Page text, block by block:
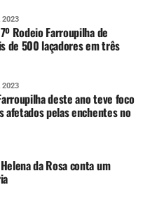
via aplicativo Whatsapp.
se registrar pelo
aqui. Em seguida, é
atendimento enviando
pode compartilhar
outra do seu interesse
que serão
estadual.
2023
Rodeio Farroupilha de
de 500 laçadores em três
2023
deste ano teve foco
afetados pelas enchentes no
da Rosa conta um